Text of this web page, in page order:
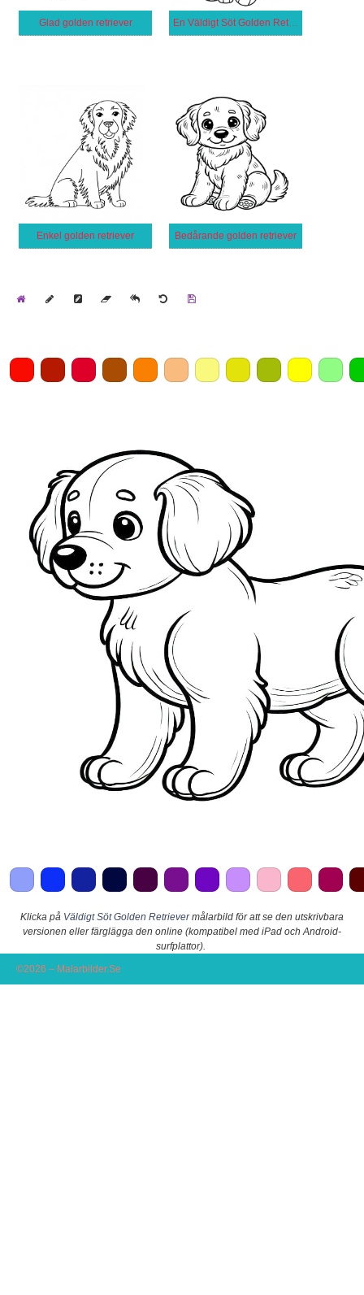
Glad golden retriever En Väldigt Söt Golden Retriever
Enkel golden retriever Bedårande golden retriever
Klicka på Väldigt Söt Golden Retrievermålarbild för att se den utskrivbara
versionen eller färglägga den online (kompatibel med iPad och Android-
surfplattor).
©2026 – Malarbilder.Se